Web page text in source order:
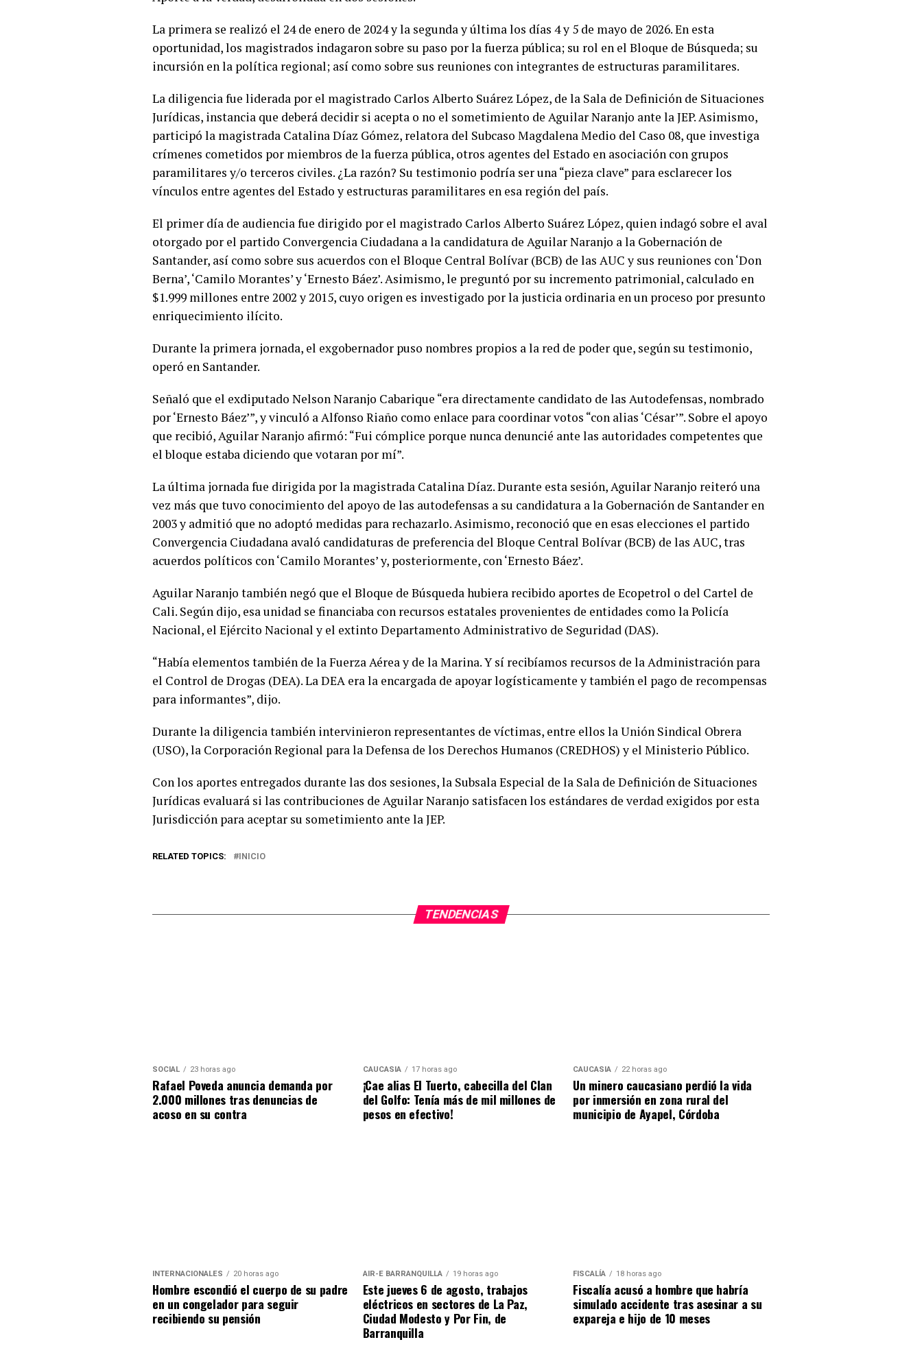
La primera se realizó el 24 de enero de 2024 y la segunda y última los días 4 y 5 de mayo de 2026. En esta
oportunidad, los magistrados indagaron sobre su paso por la fuerza pública; su rol en el Bloque de Búsqueda; su
incursión en la política regional; así como sobre sus reuniones con integrantes de estructuras paramilitares.
La diligencia fue liderada por el magistrado Carlos Alberto Suárez López, de la Sala de Definición de Situaciones
Jurídicas, instancia que deberá decidir si acepta o no el sometimiento de Aguilar Naranjo ante la JEP. Asimismo,
participó la magistrada Catalina Díaz Gómez, relatora del Subcaso Magdalena Medio del Caso 08, que investiga
crímenes cometidos por miembros de la fuerza pública, otros agentes del Estado en asociación con grupos
paramilitares y/o terceros civiles. ¿La razón? Su testimonio podría ser una “pieza clave” para esclarecer los
vínculos entre agentes del Estado y estructuras paramilitares en esa región del país.
El primer día de audiencia fue dirigido por el magistrado Carlos Alberto Suárez López, quien indagó sobre el aval
otorgado por el partido Convergencia Ciudadana a la candidatura de Aguilar Naranjo a la Gobernación de
Santander, así como sobre sus acuerdos con el Bloque Central Bolívar (BCB) de las AUC y sus reuniones con ‘Don
Berna’, ‘Camilo Morantes’ y ‘Ernesto Báez’. Asimismo, le preguntó por su incremento patrimonial, calculado en
$1.999 millones entre 2002 y 2015, cuyo origen es investigado por la justicia ordinaria en un proceso por presunto
enriquecimiento ilícito.
Durante la primera jornada, el exgobernador puso nombres propios a la red de poder que, según su testimonio,
operó en Santander.
Señaló que el exdiputado Nelson Naranjo Cabarique “era directamente candidato de las Autodefensas, nombrado
por ‘Ernesto Báez’”, y vinculó a Alfonso Riaño como enlace para coordinar votos “con alias ‘César’”. Sobre el apoyo
que recibió, Aguilar Naranjo afirmó: “Fui cómplice porque nunca denuncié ante las autoridades competentes que
el bloque estaba diciendo que votaran por mí”.
La última jornada fue dirigida por la magistrada Catalina Díaz. Durante esta sesión, Aguilar Naranjo reiteró una
vez más que tuvo conocimiento del apoyo de las autodefensas a su candidatura a la Gobernación de Santander en
2003 y admitió que no adoptó medidas para rechazarlo. Asimismo, reconoció que en esas elecciones el partido
Convergencia Ciudadana avaló candidaturas de preferencia del Bloque Central Bolívar (BCB) de las AUC, tras
acuerdos políticos con ‘Camilo Morantes’ y, posteriormente, con ‘Ernesto Báez’.
Aguilar Naranjo también negó que el Bloque de Búsqueda hubiera recibido aportes de Ecopetrol o del Cartel de
Cali. Según dijo, esa unidad se financiaba con recursos estatales provenientes de entidades como la Policía
Nacional, el Ejército Nacional y el extinto Departamento Administrativo de Seguridad (DAS).
“Había elementos también de la Fuerza Aérea y de la Marina. Y sí recibíamos recursos de la Administración para
el Control de Drogas (DEA). La DEA era la encargada de apoyar logísticamente y también el pago de recompensas
para informantes”, dijo.
Durante la diligencia también intervinieron representantes de víctimas, entre ellos la Unión Sindical Obrera
(USO), la Corporación Regional para la Defensa de los Derechos Humanos (CREDHOS) y el Ministerio Público.
Con los aportes entregados durante las dos sesiones, la Subsala Especial de la Sala de Definición de Situaciones
Jurídicas evaluará si las contribuciones de Aguilar Naranjo satisfacen los estándares de verdad exigidos por esta
Jurisdicción para aceptar su sometimiento ante la JEP.
RELATED TOPICS: INICIO
TENDENCIAS
SOCIAL 23 horas ago
Rafael Poveda anuncia demanda por
2.000 millones tras denuncias de
acoso en su contra
CAUCASIA 17 horas ago
¡Cae alias El Tuerto, cabecilla del Clan
del Golfo: Tenía más de mil millones de
pesos en efectivo!
CAUCASIA 22 horas ago
Un minero caucasiano perdió la vida
por inmersión en zona rural del
municipio de Ayapel, Córdoba
INTERNACIONALES 20 horas ago
Hombre escondió el cuerpo de su padre
en un congelador para seguir
recibiendo su pensión
AIR-E BARRANQUILLA 19 horas ago
Este jueves 6 de agosto, trabajos
eléctricos en sectores de La Paz,
Ciudad Modesto y Por Fin, de
Barranquilla
FISCALÍA 18 horas ago
Fiscalía acusó a hombre que habría
simulado accidente tras asesinar a su
expareja e hijo de 10 meses